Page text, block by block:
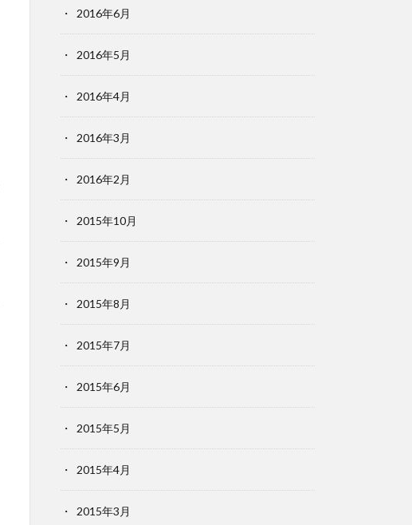
2016年6月
2016年5月
2016年4月
2016年3月
2016年2月
2015年10月
2015年9月
2015年8月
2015年7月
2015年6月
2015年5月
2015年4月
2015年3月